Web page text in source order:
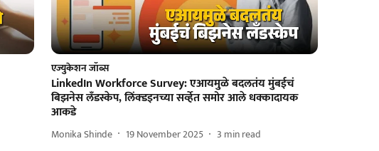
एज्युकेशन जॉब्स
LinkedIn Workforce Survey: एआयमुळे बदलतंय मुंबईचं
बिझनेस लँडस्केप, लिंक्डइनच्या सर्व्हेत समोर आले धक्कादायक
आकडे
Monika Shinde 19 November 2025 3 min read